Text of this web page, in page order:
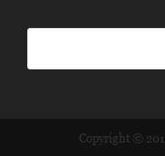
Copyright ©